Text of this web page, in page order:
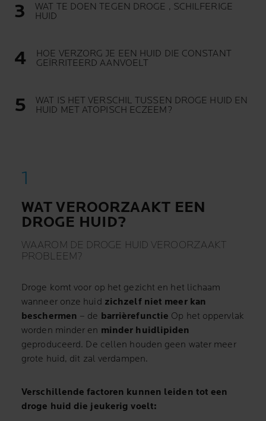
WAT TE DOEN TEGEN DROGE , SCHILFERIGE
HUID
HOE VERZORG JE EEN HUID DIE CONSTANT
GEÏRRITEERD AANVOELT
WAT IS HET VERSCHIL TUSSEN DROGE HUID EN
HUID MET ATOPISCH ECZEEM?
WAT VEROORZAAKT EEN
DROGE HUID?
WAAROM DE DROGE HUID VEROORZAAKT
PROBLEEM?
Droge komt voor op het gezicht en het lichaam
wanneer onze huid zichzelf niet meer kan
beschermen – de barrièrefunctie Op het oppervlak
worden minder en minder huidlipiden
geproduceerd. De cellen houden geen water meer
grote huid, dit zal verdampen.
Verschillende factoren kunnen leiden tot een
droge huid die jeukerig voelt: